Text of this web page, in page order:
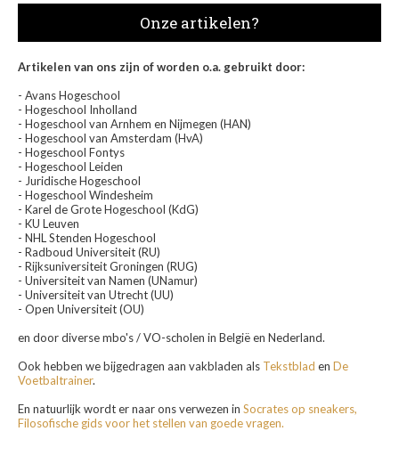
Onze artikelen?
Artikelen van ons zijn of worden o.a. gebruikt door:
- Avans Hogeschool
- Hogeschool Inholland
- Hogeschool van Arnhem en Nijmegen (HAN)
- Hogeschool van Amsterdam (HvA)
- Hogeschool Fontys
- Hogeschool Leiden
- Juridische Hogeschool
- Hogeschool Windesheim
- Karel de Grote Hogeschool (KdG)
- KU Leuven
- NHL Stenden Hogeschool
- Radboud Universiteit (RU)
- Rijksuniversiteit Groningen (RUG)
- Universiteit van Namen (UNamur)
- Universiteit van Utrecht (UU)
- Open Universiteit (OU)
en door diverse mbo's / VO-scholen in België en Nederland.
Ook hebben we bijgedragen aan vakbladen als Tekstblad en De
Voetbaltrainer.
En natuurlijk wordt er naar ons verwezen in Socrates op sneakers,
Filosofische gids voor het stellen van goede vragen.